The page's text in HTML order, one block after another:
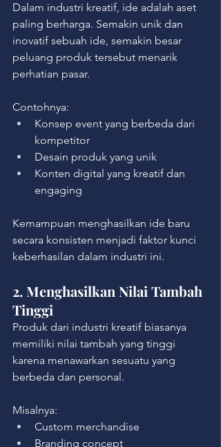
Dalam industri kreatif, ide adalah aset
paling berharga. Semakin unik dan
inovatif sebuah ide, semakin besar
peluang produk tersebut menarik
perhatian pasar.
Contohnya:
Konsep event yang berbeda dari
kompetitor
Desain produk yang unik
Konten digital yang kreatif dan
engaging
Kemampuan menghasilkan ide baru
secara konsisten menjadi faktor kunci
keberhasilan dalam industri ini.
2. Menghasilkan Nilai Tambah
Tinggi
Produk dari industri kreatif biasanya
memiliki nilai tambah yang tinggi
karena menawarkan sesuatu yang
berbeda dan personal.
Misalnya:
Custom merchandise
Branding concept